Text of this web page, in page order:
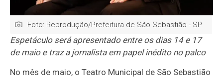
Foto: Reprodução/Prefeitura de São Sebastião - SP
Espetáculo será apresentado entre os dias 14 e 17
de maio e traz a jornalista em papel inédito no palco
No mês de maio, o Teatro Municipal de São Sebastião